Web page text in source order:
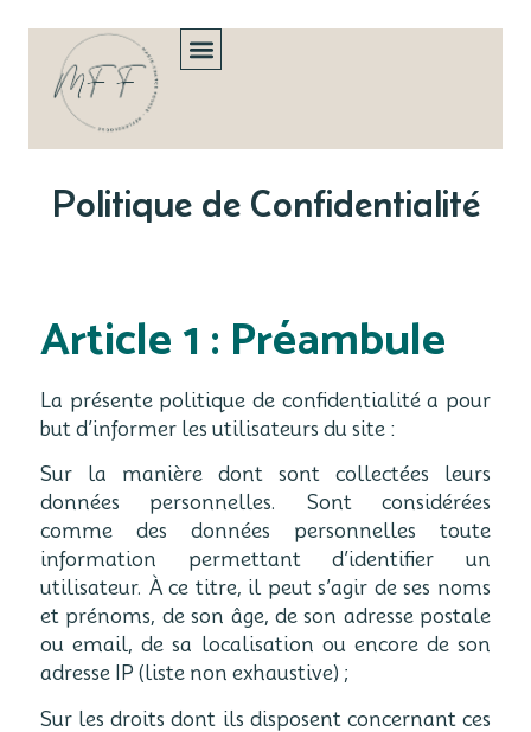
Politique de Confidentialité
Article 1 : Préambule
La présente politique de confidentialité a pour
but d’informer les utilisateurs du site :
Sur la manière dont sont collectées leurs
données personnelles. Sont considérées
comme des données personnelles toute
information permettant d’identifier un
utilisateur. À ce titre, il peut s’agir de ses noms
et prénoms, de son âge, de son adresse postale
ou email, de sa localisation ou encore de son
adresse IP (liste non exhaustive) ;
Sur les droits dont ils disposent concernant ces